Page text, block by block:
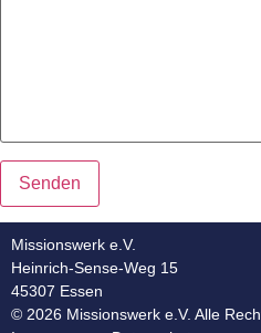
Missionswerk e.V.
Heinrich-Sense-Weg 15
45307 Essen
© 2026 Missionswerk e.V. Alle